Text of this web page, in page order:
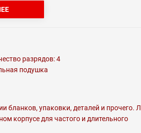
разрядов: 4
подушка
бланков, упаковки, деталей и прочего.
корпусе для частого и длительного